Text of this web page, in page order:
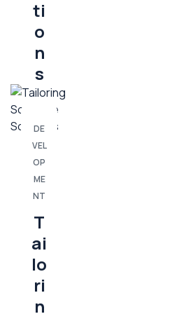
ti
o
n
s
DE
VEL
OP
ME
NT
T
ai
lo
ri
n